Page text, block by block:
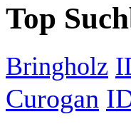
Top
Bringholz
Curogan